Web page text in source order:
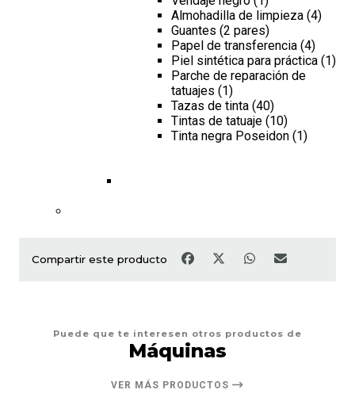
Almohadilla de limpieza (4)
Guantes (2 pares)
Papel de transferencia (4)
Piel sintética para práctica (1)
Parche de reparación de
tatuajes (1)
Tazas de tinta (40)
Tintas de tatuaje (10)
Tinta negra Poseidon (1)
Compartir este producto
Puede que te interesen otros productos de
Máquinas
VER MÁS PRODUCTOS